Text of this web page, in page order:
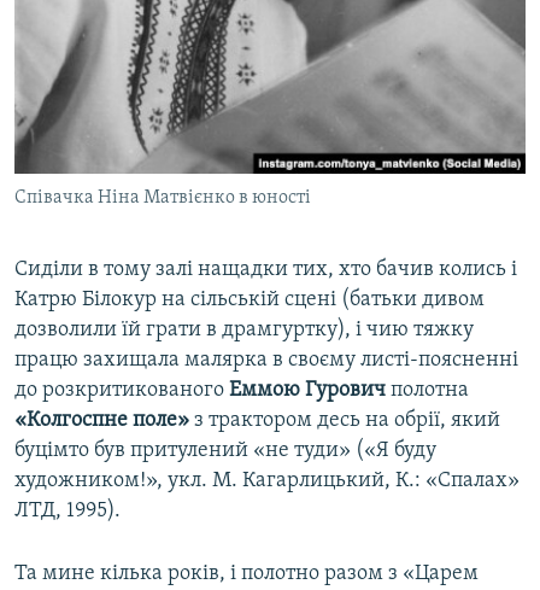
Співачка Ніна Матвієнко в юності
Сиділи в тому залі нащадки тих, хто бачив колись і
Катрю Білокур на сільській сцені (батьки дивом
дозволили їй грати в драмгуртку), і чию тяжку
працю захищала малярка в своєму листі-поясненні
до розкритикованого Еммою Гурович полотна
«Колгоспне поле» з трактором десь на обрії, який
буцімто був притулений «не туди» («Я буду
художником!», укл. М. Кагарлицький, К.: «Спалах»
ЛТД, 1995).
Та мине кілька років, і полотно разом з «Царем